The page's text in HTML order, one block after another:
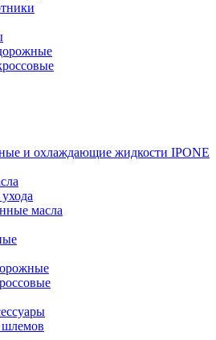
и охлаждающие жидкости IPONE
масла
шлемов